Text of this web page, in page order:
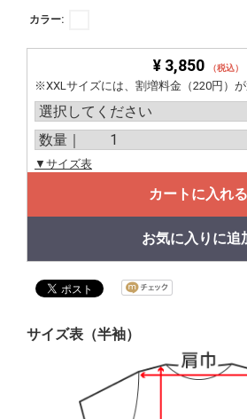
カラー:
¥ 3,850 （税込）
※XXLサイズには、割増料金（220円）が
▼サイズ表
カートに入れる
お気に入りに追
サイズ表（半袖）